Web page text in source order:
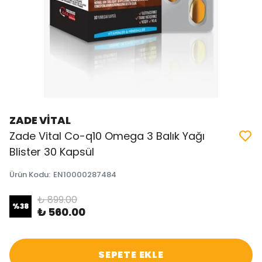
ZADE VİTAL
Zade Vital Co-q10 Omega 3 Balık Yağı
Blister 30 Kapsül
Ürün Kodu: EN10000287484
%38 ₺ 899.00
₺ 560.00
SEPETE EKLE